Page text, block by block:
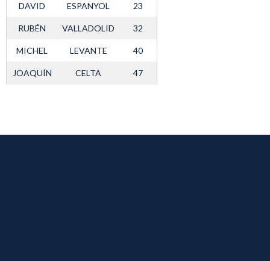
DAVID ESPANYOL 23
RUBÉN VALLADOLID 32
MICHEL LEVANTE 40
JOAQUÍN CELTA 47